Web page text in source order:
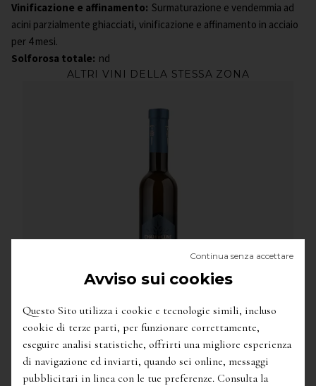
Vinificazione e affinamento: Surmaturazione e vendemmia ad
acini parzialmente ghiacciati, vinificazione e affinamento in acciaio
per 4 mesi.
Solforosa totale: nd
ALTRI VINI DELLA STESSA ZONA
47,50€
Avviso sui cookies
Continua senza accettare
Questo Sito utilizza i cookie e tecnologie simili, incluso
cookie di terze parti, per funzionare correttamente,
eseguire analisi statistiche, offrirti una migliore esperienza
di navigazione ed inviarti, quando sei online, messaggi
pubblicitari in linea con le tue preferenze. Consulta la